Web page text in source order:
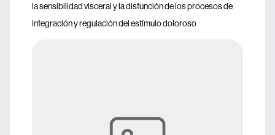
la sensibilidad visceral y la disfunción de los procesos de
integración y regulación del estímulo doloroso